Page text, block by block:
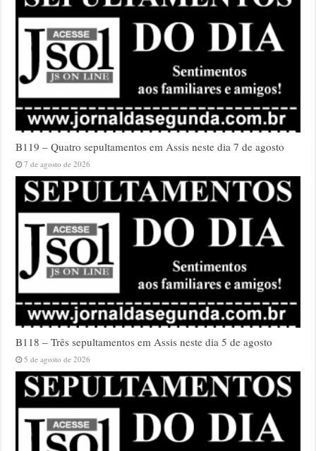
B119 – Quatro sepultamentos em Assis neste dia 7 de agosto
7 de agosto de 2026
B118 – Três sepultamentos em Assis neste dia 5 de agosto
5 de agosto de 2026